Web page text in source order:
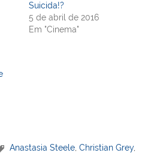
Suicida!?
5 de abril de 2016
Em "Cinema"
Anastasia Steele ,Christian Grey,